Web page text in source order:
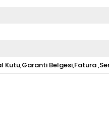
Kutu,Garanti Belgesi,Fatura